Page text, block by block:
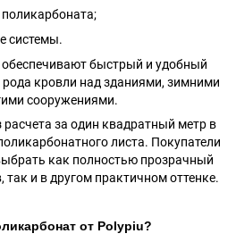
системы.
быстрый и удобный
кровли над зданиями, зимними
сооружениями.
расчета за один квадратный метр в
листа. Покупатели
как полностью прозрачный
и в другом практичном оттенке.
от Рolypiu?